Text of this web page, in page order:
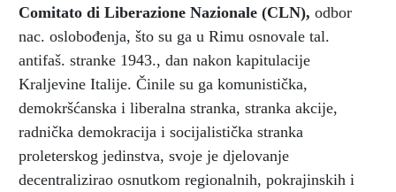
Comitato di Liberazione Nazionale (CLN), odbor
nac. oslobođenja, što su ga u Rimu osnovale tal.
antifaš. stranke 1943., dan nakon kapitulacije
Kraljevine Italije. Činile su ga komunistička,
demokršćanska i liberalna stranka, stranka akcije,
radnička demokracija i socijalistička stranka
proleterskog jedinstva, svoje je djelovanje
decentralizirao osnutkom regionalnih, pokrajinskih i